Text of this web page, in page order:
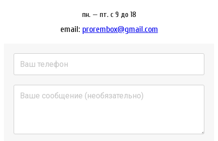
пн. — пт. c 9 до 18
email: prorembox@gmail.com